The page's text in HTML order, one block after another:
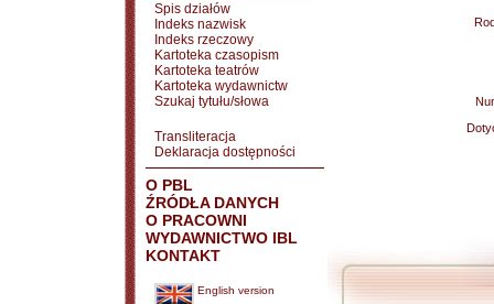
Spis działów
Indeks nazwisk
Indeks rzeczowy
Kartoteka czasopism
Kartoteka teatrów
Kartoteka wydawnictw
Szukaj tytułu/słowa
Transliteracja
Deklaracja dostępności
O PBL
ŹRÓDŁA DANYCH
O PRACOWNI
WYDAWNICTWO IBL
KONTAKT
English version